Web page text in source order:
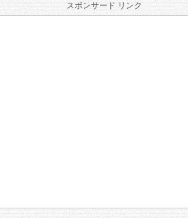
スポンサード リンク